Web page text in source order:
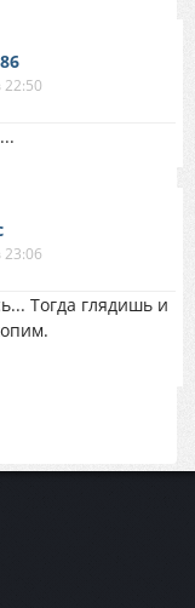
22:50
23:06
Тогда глядишь и